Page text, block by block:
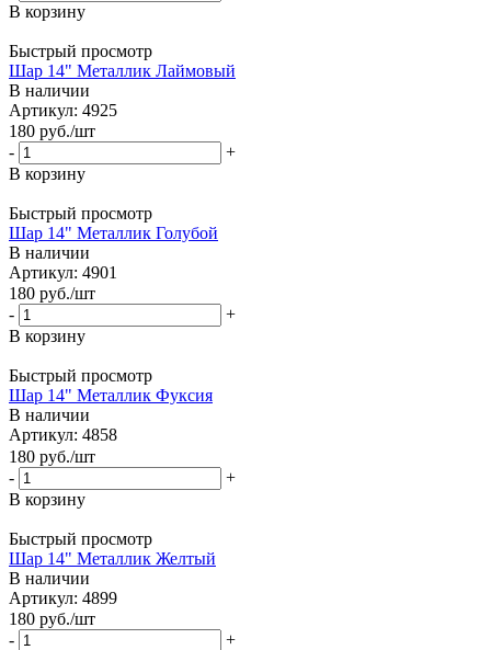
В корзину
Быстрый просмотр
Шар 14" Металлик Лаймовый
В наличии
Артикул: 4925
180 руб./шт
-
+
В корзину
Быстрый просмотр
Шар 14" Металлик Голубой
В наличии
Артикул: 4901
180 руб./шт
-
+
В корзину
Быстрый просмотр
Шар 14" Металлик Фуксия
В наличии
Артикул: 4858
180 руб./шт
-
+
В корзину
Быстрый просмотр
Шар 14" Металлик Желтый
В наличии
Артикул: 4899
180 руб./шт
-
+